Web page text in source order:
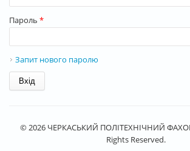
Пароль *
Запит нового паролю
© 2026 ЧЕРКАСЬКИЙ ПОЛІТЕХНІЧНИЙ
Rights Reserved.